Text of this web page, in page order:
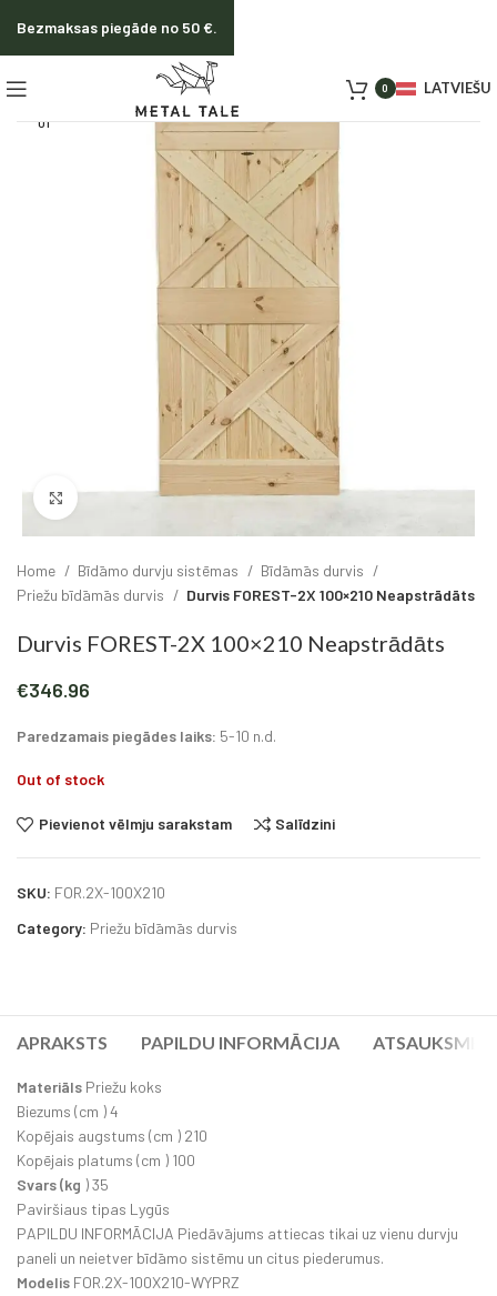
0 LATVIEŠU
UT
Click to enlarge
Home Bīdāmo durvju sistēmas
Bīdāmās durvis
Priežu bīdāmās durvis
Durvis FOREST-2X 100×210 Neapstrādāts
Durvis FOREST-2X 100×210 Neapstrādāts
€346.96
Paredzamais piegādes laiks: 5-10 n.d.
Out of stock
Pievienot vēlmju sarakstam Salīdzini
SKU: FOR.2X-100X210
Category: Priežu bīdāmās durvis
APRAKSTS PAPILDU INFORMĀCIJA ATSAUKSMES
Materiāls Priežu koks
Biezums (cm ) 4
Kopējais augstums (cm ) 210
Kopējais platums (cm ) 100
Svars (kg ) 35
Paviršiaus tipas Lygūs
PAPILDU INFORMĀCIJA Piedāvājums attiecas tikai uz vienu durvju
paneli un neietver bīdāmo sistēmu un citus piederumus.
Modelis FOR.2X-100X210-WYPRZ
Bezmaksas piegāde no 50 €.